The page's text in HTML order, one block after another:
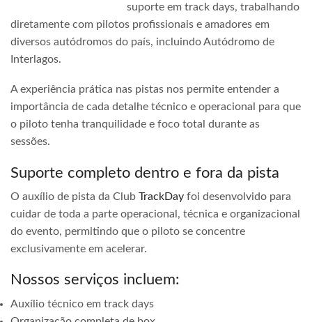
suporte em track days, trabalhando
diretamente com pilotos profissionais e amadores em
diversos autódromos do país, incluindo Autódromo de
Interlagos.
A experiência prática nas pistas nos permite entender a
importância de cada detalhe técnico e operacional para que
o piloto tenha tranquilidade e foco total durante as
sessões.
Suporte completo dentro e fora da pista
O auxílio de pista da Club TrackDay foi desenvolvido para
cuidar de toda a parte operacional, técnica e organizacional
do evento, permitindo que o piloto se concentre
exclusivamente em acelerar.
Nossos serviços incluem:
Auxílio técnico em track days